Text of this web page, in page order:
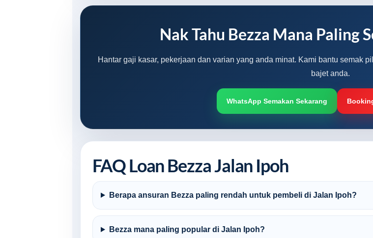
Nak Tahu Bezza Mana Paling
Hantar gaji kasar, pekerjaan dan varian yang anda minat. Kami bantu semak
bajet anda.
WhatsApp Semakan Sekarang
FAQ Loan Bezza Jalan Ipoh
Berapa ansuran Bezza paling rendah untuk pembeli di Jalan Ipoh?
Bezza mana paling popular di Jalan Ipoh?